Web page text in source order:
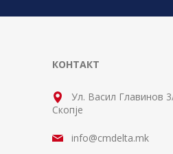
КОНТАКТ
Ул. Васил Главинов
Скопје
info@cmdelta.mk